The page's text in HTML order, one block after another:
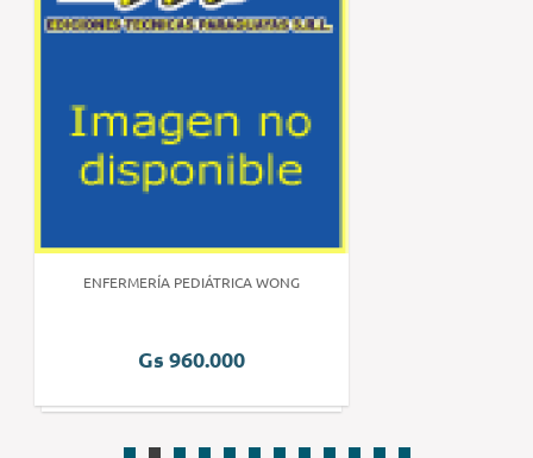
ENFERMERÍA PEDIÁTRICA WONG
Gs 960.000